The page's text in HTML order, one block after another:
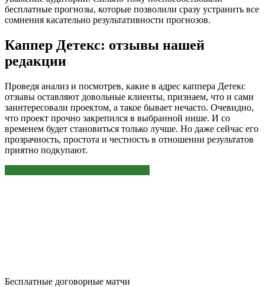
бесплатные прогнозы, которые позволили сразу устранить все
сомнения касательно результативности прогнозов.
Каппер Детекс: отзывы нашей
редакции
Проведя анализ и посмотрев, какие в адрес каппера Детекс
отзывы оставляют довольные клиенты, признаем, что и сами
заинтересовали проектом, а такое бывает нечасто. Очевидно,
что проект прочно закрепился в выбранной нише. И со
временем будет становиться только лучше. Но даже сейчас его
прозрачность, простота и честность в отношении результатов
приятно подкупают.
Бесплатные договорные матчи